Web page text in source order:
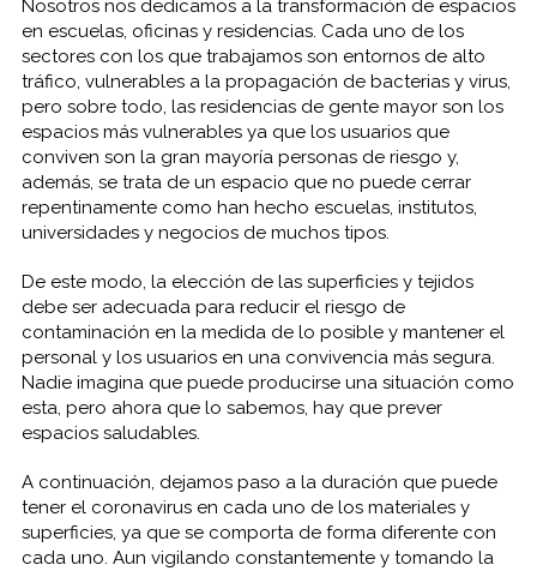
Nosotros nos dedicamos a la transformación de espacios
en escuelas, oficinas y residencias. Cada uno de los
sectores con los que trabajamos son entornos de alto
tráfico, vulnerables a la propagación de bacterias y virus,
pero sobre todo, las residencias de gente mayor son los
espacios más vulnerables ya que los usuarios que
conviven son la gran mayoría personas de riesgo y,
además, se trata de un espacio que no puede cerrar
repentinamente como han hecho escuelas, institutos,
universidades y negocios de muchos tipos.
De este modo, la elección de las superficies y tejidos
debe ser adecuada para reducir el riesgo de
contaminación en la medida de lo posible y mantener el
personal y los usuarios en una convivencia más segura.
Nadie imagina que puede producirse una situación como
esta, pero ahora que lo sabemos, hay que prever
espacios saludables.
A continuación, dejamos paso a la duración que puede
tener el coronavirus en cada uno de los materiales y
superficies, ya que se comporta de forma diferente con
cada uno. Aun vigilando constantemente y tomando la